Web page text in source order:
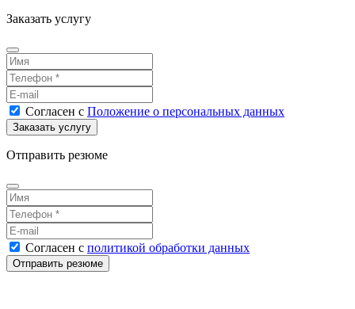
Заказать услугу
Согласен с Положение о персональных данных
Отправить резюме
Согласен с политикой обработки данных